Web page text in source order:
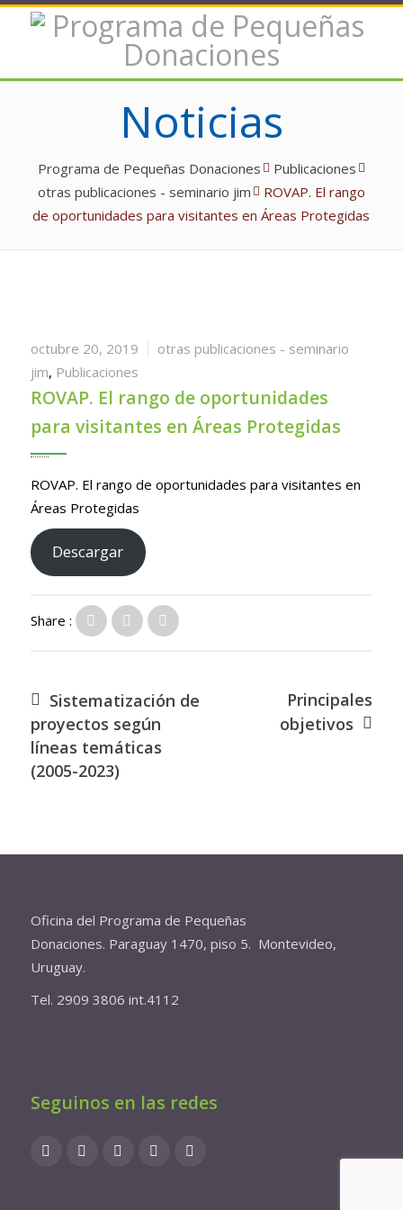
Noticias
Programa de Pequeñas Donaciones
Publicaciones
otras publicaciones - seminario jim
ROVAP. El rango
de oportunidades para visitantes en Áreas Protegidas
octubre 20, 2019
otras publicaciones - seminario
jim, Publicaciones
ROVAP. El rango de oportunidades
para visitantes en Áreas Protegidas
ROVAP. El rango de oportunidades para visitantes en
Áreas Protegidas
Descargar
Share :
Sistematización de
proyectos según
líneas temáticas
(2005-2023)
Principales
objetivos
Oficina del Programa de Pequeñas
Donaciones. Paraguay 1470, piso 5. Montevideo,
Uruguay.
Tel. 2909 3806 int.4112
Seguinos en las redes